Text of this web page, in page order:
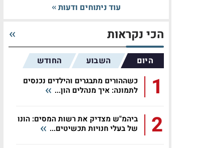
עוד ניתוחים ודעות
הכי נקראות
היום השבוע החודש
1
כשההורים מתבגרים והילדים נכנסים
לתמונה: איך מנהלים הון...
2
ביהמ"ש מצדיק את רשות המסים: הונו
של בעלי חנויות תכשיטים...